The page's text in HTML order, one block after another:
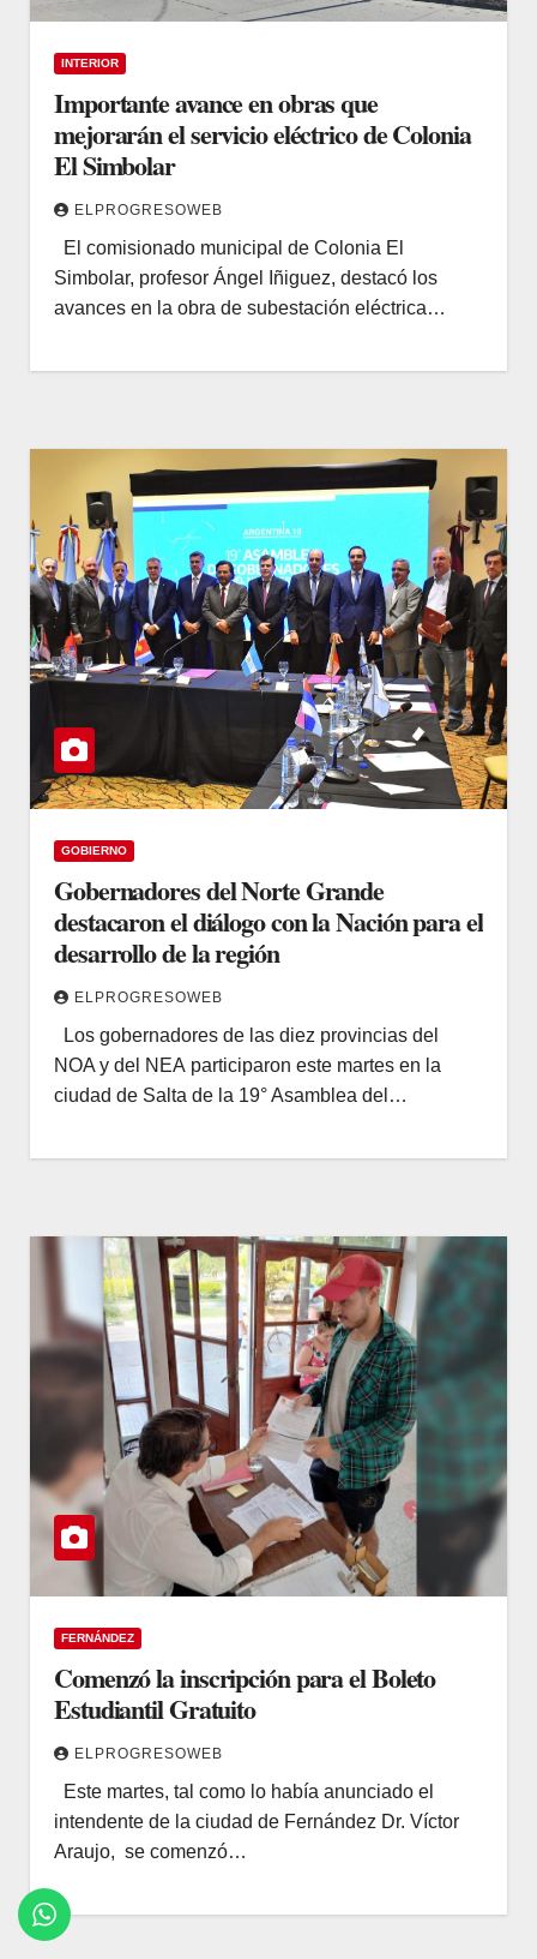
INTERIOR
Importante avance en obras que
mejorarán el servicio eléctrico de Colonia
El Simbolar
ELPROGRESOWEB
El comisionado municipal de Colonia El
Simbolar, profesor Ángel Iñiguez, destacó los
avances en la obra de subestación eléctrica…
GOBIERNO
Gobernadores del Norte Grande
destacaron el diálogo con la Nación para el
desarrollo de la región
ELPROGRESOWEB
Los gobernadores de las diez provincias del
NOA y del NEA participaron este martes en la
ciudad de Salta de la 19° Asamblea del…
FERNÁNDEZ
Comenzó la inscripción para el Boleto
Estudiantil Gratuito
ELPROGRESOWEB
Este martes, tal como lo había anunciado el
intendente de la ciudad de Fernández Dr. Víctor
Araujo, se comenzó…